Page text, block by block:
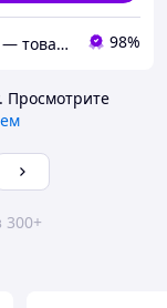
Shadow — товары для сельского хозяйства и домашнего обихода 98%
Просмотрите
300+